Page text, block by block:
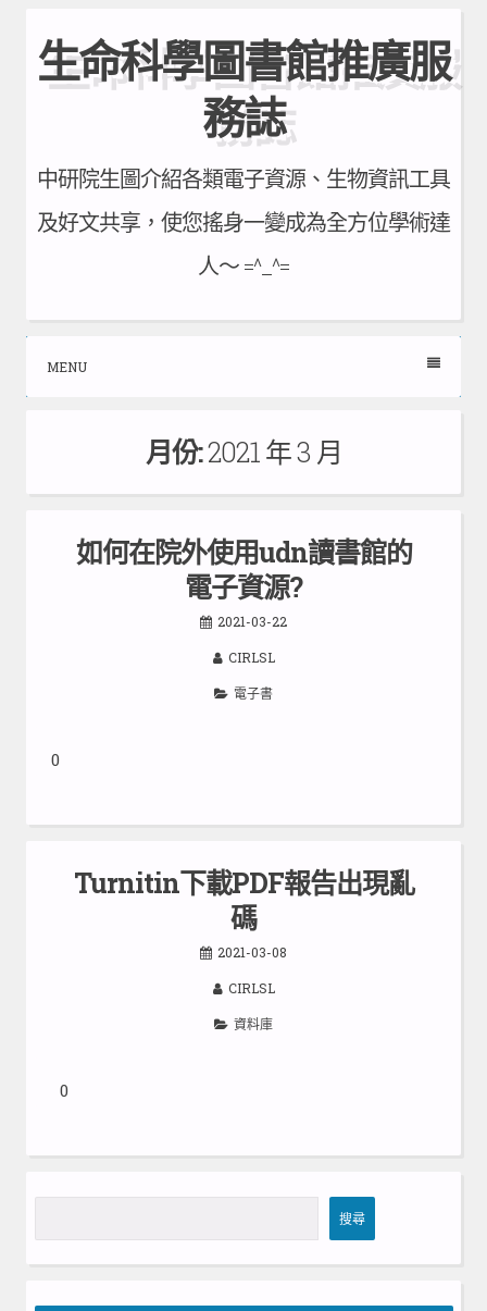
to
content
生命科學圖書館推廣服
務誌
中研院生圖介紹各類電子資源、生物資訊工具
及好文共享，使您搖身一變成為全方位學術達
人～ =^_^=
MENU
月份:2021 年 3 月
如何在院外使用udn讀書館的
電子資源?
2021-03-22
CIRLSL
電子書
0
Turnitin下載PDF報告出現亂
碼
2021-03-08
CIRLSL
資料庫
0
尋
搜尋